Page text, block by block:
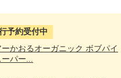
予約受付中
ーかおるオーガニック ボブパイ
ーパー...